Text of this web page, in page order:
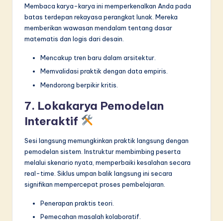
Membaca karya-karya ini memperkenalkan Anda pada
batas terdepan rekayasa perangkat lunak. Mereka
memberikan wawasan mendalam tentang dasar
matematis dan logis dari desain.
Mencakup tren baru dalam arsitektur.
Memvalidasi praktik dengan data empiris.
Mendorong berpikir kritis.
7. Lokakarya Pemodelan
Interaktif
Sesi langsung memungkinkan praktik langsung dengan
pemodelan sistem. Instruktur membimbing peserta
melalui skenario nyata, memperbaiki kesalahan secara
real-time. Siklus umpan balik langsung ini secara
signifikan mempercepat proses pembelajaran.
Penerapan praktis teori.
Pemecahan masalah kolaboratif.